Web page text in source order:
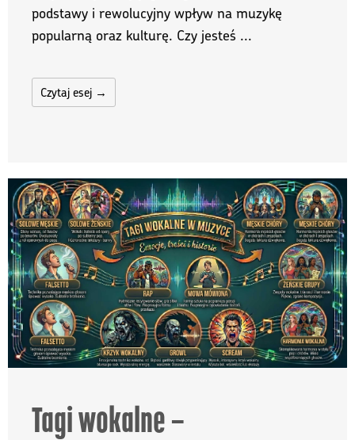
podstawy i rewolucyjny wpływ na muzykę
popularną oraz kulturę. Czy jesteś ...
Czytaj esej →
Tagi wokalne –